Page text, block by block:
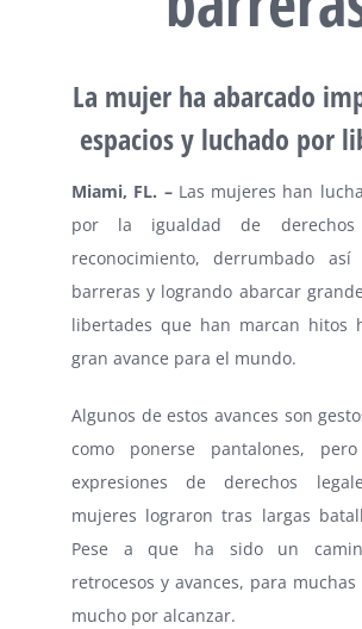
La mujer ha abarcado
espacios y luchado por
Miami, FL. – Las mujeres han
por la igualdad de
reconocimiento, derrumbado así
barreras y logrando abarcar
libertades que han marcan hitos
gran avance para el mundo.
Algunos de estos avances son
como ponerse pantalones,
expresiones de derechos
mujeres lograron tras largas
Pese a que ha sido un
retrocesos y avances, para
mucho por alcanzar.